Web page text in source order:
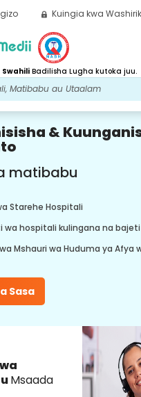
Kuingia kwa
Swahili Badilisha Lugha kutoka juu.
&
matibabu
Starehe Hospitali
wa hospitali kulingana na
Mshauri wa Huduma ya Afya
Sasa
Msaada